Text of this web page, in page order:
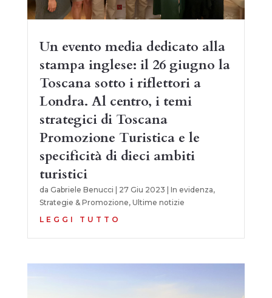
Un evento media dedicato alla
stampa inglese: il 26 giugno la
Toscana sotto i riflettori a
Londra. Al centro, i temi
strategici di Toscana
Promozione Turistica e le
specificità di dieci ambiti
turistici
da Gabriele Benucci 27 Giu 2023 In evidenza,
Strategie & Promozione, Ultime notizie
LEGGI TUTTO